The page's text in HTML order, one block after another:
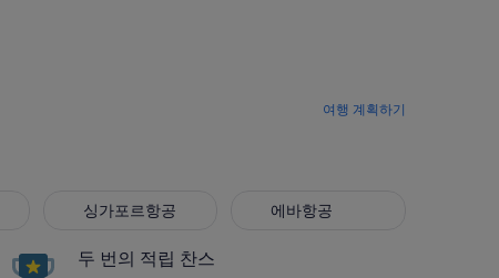
여행 계획하기
싱가포르항공
싱가포르항공 에바항공
에바항공
두 번의 적립 찬스